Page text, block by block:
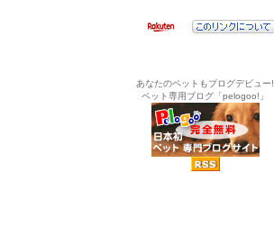
あなたのペットもブログデビュー!
ペット専用ブログ「pelogoo!」